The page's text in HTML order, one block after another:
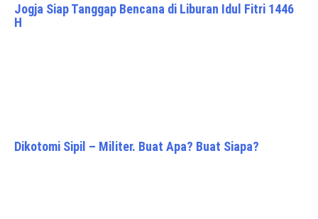
Jogja Siap Tanggap Bencana di Liburan Idul Fitri 1446
H
Dikotomi Sipil – Militer. Buat Apa? Buat Siapa?